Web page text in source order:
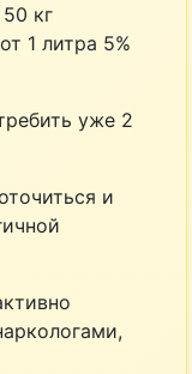
кг
1 литра 5%
уже 2
и